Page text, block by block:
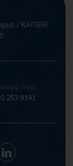
/ KAYSERİ
Hattı
253 9191